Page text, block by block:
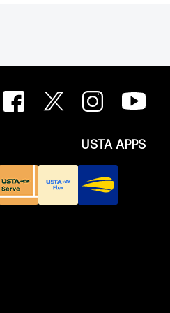
USTA APPS